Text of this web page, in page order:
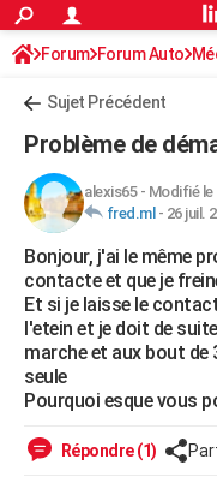
ACTUALITÉS
Politique
Société
Faits Divers
Education
Monde
Villes
+
FINANCE
Retraite
Impôts
Epargne
Immobilier
Risques naturels par ville
Banque
Assurance
Crédit
AUTO
Essais
Réserver un essai
Citadines
Berlines
SUV
Forum auto
+HIGH-TECH
Mobiles
Meilleur smartphone
Internet
Ordinateurs
Jeux vidéo
Guide high-tech
+BRICOLAGE
Forum
Aménagement intérieur
Extérieur
Cuisine
Salle de bains
Jardinage
Rangement
WEEK-END
Guides de France
Escapades
Patrimoine
Expositions
Musées
Week-end nature
Art de vivre
Bien-être
Loisirs
Mode
Modes de vie
Forum Forum Auto
Sujet Précédent
Problème de
alexis65- Modifié le
fred.ml - 26 juil.
Bonjour, j'ai le même
contacte et que je
Et si je laisse le
l'etein et je doit de
marche et aux bout
seule
Pourquoi esque vous
Répondre (1)